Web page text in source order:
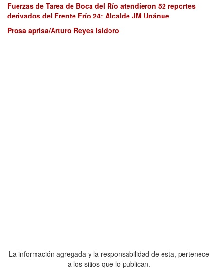
Fuerzas de Tarea de Boca del Río atendieron 52 reportes
derivados del Frente Frío 24: Alcalde JM Unánue
Prosa aprisa/Arturo Reyes Isidoro
La información agregada y la responsabilidad de esta, pertenece
a los sitios que lo publican.